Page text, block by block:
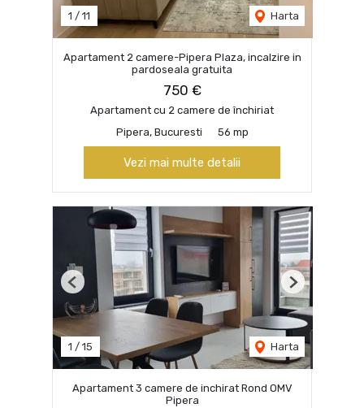
1 / 11 Harta
Apartament 2 camere-Pipera Plaza, incalzire in
pardoseala gratuita
750 €
Apartament cu 2 camere de închiriat
Pipera, Bucuresti
56 mp
Vezi mai multe detalii
1 / 15 Harta
Previous Next
Apartament 3 camere de inchirat Rond OMV
Pipera